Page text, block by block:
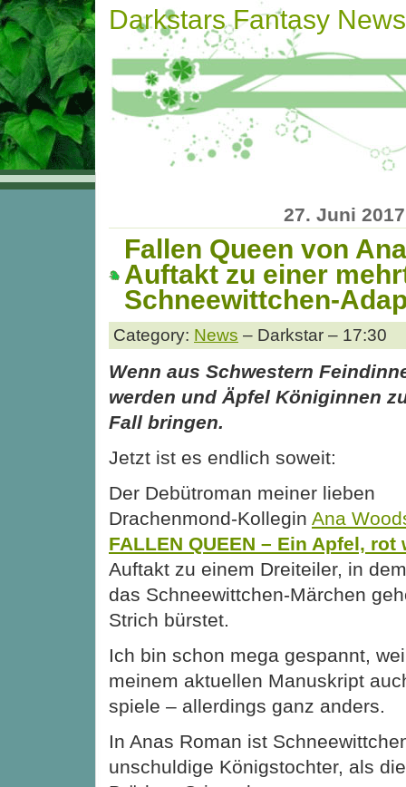
Darkstars Fantasy News
27. Juni 2017
Fallen Queen von
Auftakt zu einer
Schneewittchen-
Category: News – Darkstar – 17:30
Wenn aus Schwestern
werden und Äpfel Königinnen
Fall bringen.
Jetzt ist es endlich soweit:
Der Debütroman meiner lieben
Drachenmond-Kollegin Ana
FALLEN QUEEN – Ein Apfel, rot
Auftakt zu einem Dreiteiler, in
das Schneewittchen-Märchen
Strich bürstet.
Ich bin schon mega gespannt,
meinem aktuellen Manuskript
spiele – allerdings ganz anders.
In Anas Roman ist
unschuldige Königstochter, als